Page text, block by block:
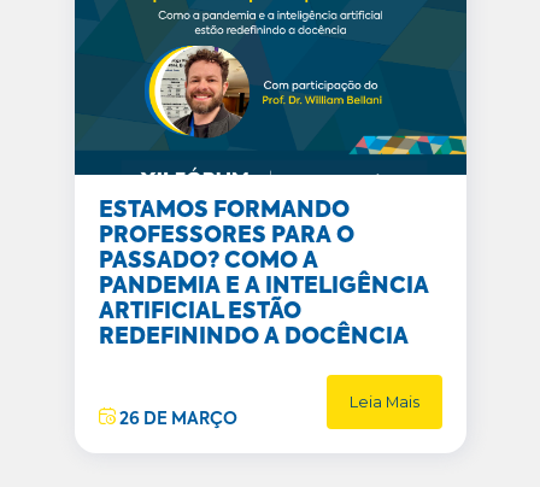
ESTAMOS FORMANDO
PROFESSORES PARA O
PASSADO? COMO A
PANDEMIA E A INTELIGÊNCIA
ARTIFICIAL ESTÃO
REDEFININDO A DOCÊNCIA
26 DE MARÇO
Leia Mais